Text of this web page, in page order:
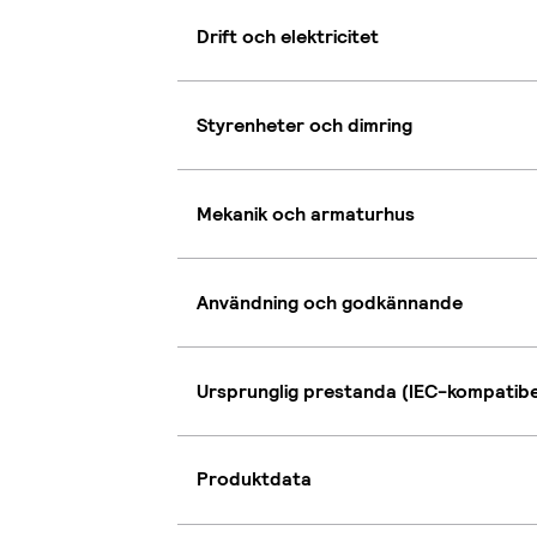
Drift och elektricitet
Styrenheter och dimring
Mekanik och armaturhus
Användning och godkännande
Ursprunglig prestanda (IEC-
Produktdata